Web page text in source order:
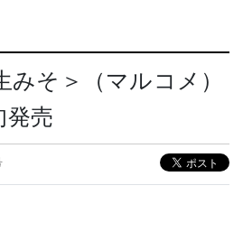
そ＞（マルコメ）
発売